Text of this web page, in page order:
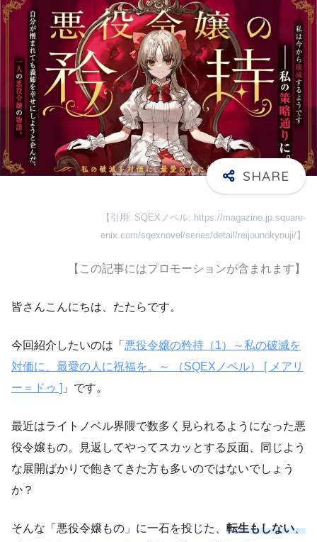
【引用: SQEXノベル: https://magazine.jp.square-
enix.com/sqexnovel/series/detail/reijounokyouji/】
【この記事にはプロモーションが含まれます】
皆さんこんにちは、たたらです。
今回紹介したいのは「 悪役令嬢の矜持（1）～私の破滅を
対価に、最愛の人に祝福を。～ （SQEXノベル） [ メアリ
ー＝ドゥ ] 」です。
最近はライトノベル界隈で数多く見られるようになった悪
役令嬢もの。見返してやってスカッとする反面、同じよう
な展開ばかりで飽きてきた方も多いのではないでしょう
か？
そんな「悪役令嬢もの」に一石を投じた、 転生もしない、